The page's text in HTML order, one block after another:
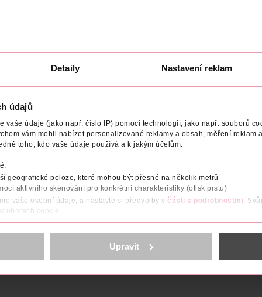
Detaily Nastavení reklam
údajů
vaše údaje (jako např. číslo IP) pomocí technologií, jako např. souborů
vám mohli nabízet personalizované reklamy a obsah, měření reklam
toho, kdo vaše údaje používá a k jakým účelům.
geografické poloze, které mohou být přesné na několik metrů
aktivního skenování pro konkrétní charakteristiky (otisk prstu)
vaše osobní údaje, a nastavte si předvolby v části s podrobnostmi.
cookie.
a reklam, funkcí sociálních médií, analýze návštěvnosti, které
osobních údajů.
<
Upravit
23.90 Kč 23.90 Kč
cukry.